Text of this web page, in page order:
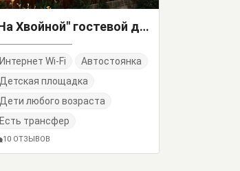
"На Хвойной" гостевой дом
Интернет Wi-Fi
Автостоянка
Детская площадка
Дети любого возраста
Есть трансфер
10 ОТЗЫВОВ